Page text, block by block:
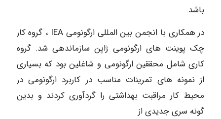
باشد.
در همکاری با انجمن بین المللی ارگونومی IEA ، گروه کار
چک پوینت های ارگونومی ژاپن سازماندهی شد. گروه
کاری شامل محققین ارگونومی و شاغلین بود که بسیاری
از نمونه های تمرینات مناسب در کاربرد ارگونومی در
محیط کار مراقبت بهداشتی را گردآوری کردند و بدین
گونه سری جدیدی از